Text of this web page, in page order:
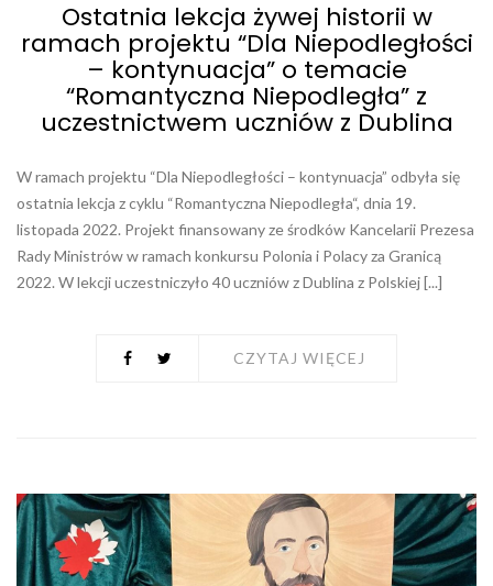
Ostatnia lekcja żywej historii w
ramach projektu “Dla Niepodległości
– kontynuacja” o temacie
“Romantyczna Niepodległa” z
uczestnictwem uczniów z Dublina
W ramach projektu “Dla Niepodległości – kontynuacja” odbyła się
ostatnia lekcja z cyklu “Romantyczna Niepodległa“, dnia 19.
listopada 2022. Projekt finansowany ze środków Kancelarii Prezesa
Rady Ministrów w ramach konkursu Polonia i Polacy za Granicą
2022. W lekcji uczestniczyło 40 uczniów z Dublina z Polskiej [...]
CZYTAJ WIĘCEJ